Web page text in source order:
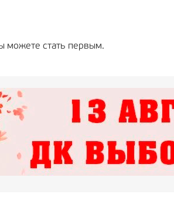
можете стать первым.